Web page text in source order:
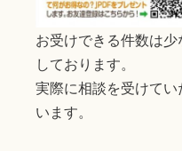
お受けできる件数は
しております。
実際に相談を受けて
います。